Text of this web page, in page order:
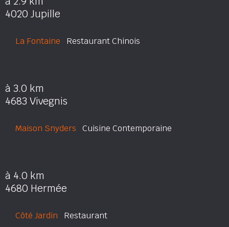
4020 Jupille
La Fontaine Restaurant Chinois
à 3.0 km
4683 Vivegnis
Maison Snyders Cuisine Contemporaine
à 4.0 km
4680 Hermée
Côté Jardin Restaurant